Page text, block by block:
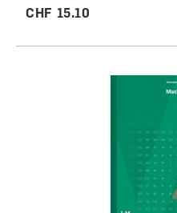
CHF 15.10